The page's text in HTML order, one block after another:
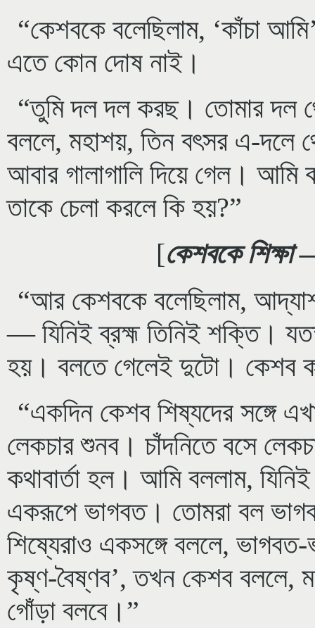
“কেশবকে বলেছিলাম, ‘কাঁচা
এতে কোন দোষ নাই।
“তুমি দল দল করছ। তোমার দল
বললে, মহাশয়, তিন বৎসর এ-দলে
আবার গালাগালি দিয়ে গেল। আমি
তাকে চেলা করলে কি হয়?”
[কেশবকে
“আর কেশবকে বলেছিলাম,
— যিনিই ব্রহ্ম তিনিই শক্তি।
হয়। বলতে গেলেই দুটো। কেশব
“একদিন কেশব শিষ্যদের সঙ্গে
লেকচার শুনব। চাঁদনিতে বসে
কথাবার্তা হল। আমি বললাম,
একরূপে ভাগবত। তোমরা বল
শিষ্যেরাও একসঙ্গে বললে,
কৃষ্ণ-বৈষ্ণব’, তখন কেশব বললে,
গোঁড়া বলবে।”